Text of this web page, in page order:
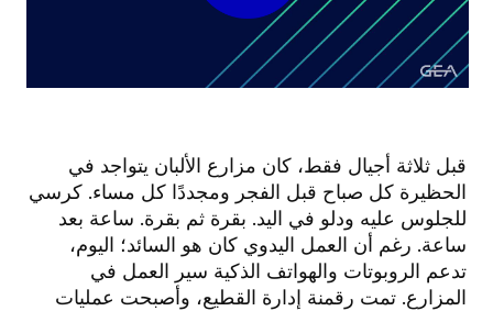
قبل ثلاثة أجيال فقط، كان مزارع الألبان يتواجد في
الحظيرة كل صباح قبل الفجر ومجددًا كل مساء. كرسي
للجلوس عليه ودلو في اليد. بقرة ثم بقرة. ساعة بعد
ساعة. رغم أن العمل اليدوي كان هو السائد؛ اليوم،
تدعم الروبوتات والهواتف الذكية سير العمل في
المزارع. تمت رقمنة إدارة القطيع، وأصبحت عمليات